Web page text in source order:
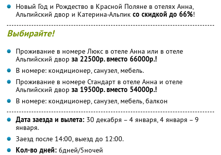
Новый Год и Рождество в Красной Поляне в отелях Анна,
Альпийский двор и Катерина-Альпик со скидкой до 66%!
Выбирайте!
Проживание в номере Люкс в отеле Анна или в отеле
Альпийский двор за 22500р. вместо 66000р.!
В номере: кондиционер, санузел, мебель.
Проживание в номере Стандарт в отеле Анна и отеле
Альпийский двор за 19500р. вместо 54000р.!
В номере: кондиционер, санузел, мебель, балкон
Дата заезда и вылета: 30 декабря – 4 января, 4 января – 9
января.
Заезд после 14:00, выезд до 12:00.
Кол-во дней: 6дней/5ночей